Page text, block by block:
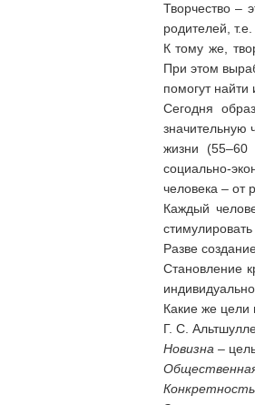
Творчество –
родителей,
К тому же,
При этом
помогут
Сегодня
значительную
жизни (55–60
социально-
человека – от
Каждый
Разве
Становление
Какие же цели
Г. С.
Новизна –